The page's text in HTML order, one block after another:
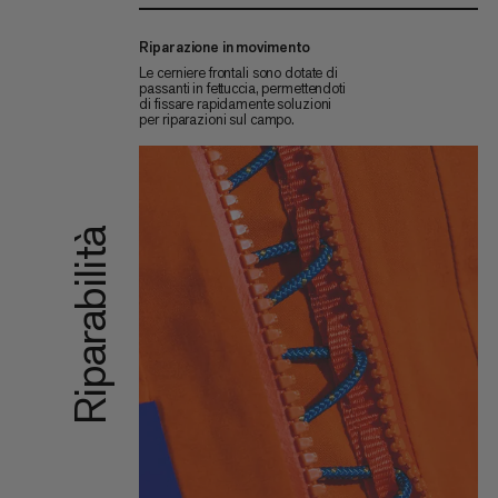
Riparabilità
Riparazione in movimento
Le cerniere frontali sono dotate di
passanti in fettuccia, permettendoti
di fissare rapidamente soluzioni
per riparazioni sul campo.